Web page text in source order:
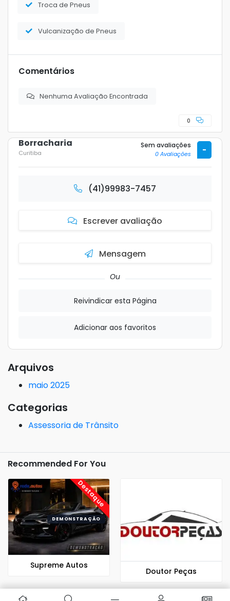
Troca de Pneus
Vulcanização de Pneus
Comentários
Nenhuma Avaliação Encontrada
0
Borracharia
Curitiba
Sem avaliações
0 Avaliações -
(41)99983-7457
Escrever avaliação
Mensagem
Ou
Reivindicar esta Página
Adicionar aos favoritos
Arquivos
maio 2025
Categorias
Assessoria de Trânsito
Recommended For You
Destaque
Supreme Autos
Doutor Peças